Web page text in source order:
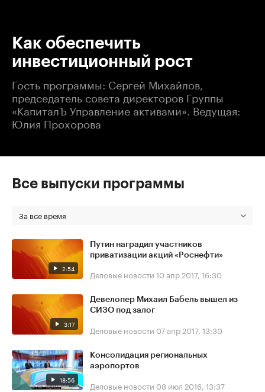
Как обеспечить
инвестиционный рост
Гость программы: Сергей Михайлов,
председатель совета директоров Группы
«КапиталЪ Управление активами». Ведущая:
Юлия Прохорова
Все выпуски программы
За все время
2:54
Путин наградил участников
приватизации акций «Роснефти»
Деловые новости 10 апр 2017, 16:30
3:17
Девелопер Михаил Бабель вышел из
СИЗО под залог
Деловые новости 07 апр 2017, 13:30
18:56
Консолидация региональных
аэропортов
Деловые новости 08 июл 2016, 13:37